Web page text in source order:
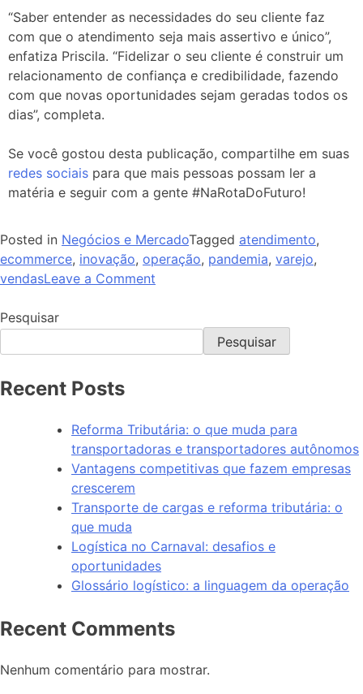
“Saber entender as necessidades do seu cliente faz
com que o atendimento seja mais assertivo e único”,
enfatiza Priscila. “Fidelizar o seu cliente é construir um
relacionamento de confiança e credibilidade, fazendo
com que novas oportunidades sejam geradas todos os
dias”, completa.
Se você gostou desta publicação, compartilhe em suas
redes sociais para que mais pessoas possam ler a
matéria e seguir com a gente #NaRotaDoFuturo!
Posted in Negócios e MercadoTagged atendimento,
ecommerce, inovação, operação, pandemia, varejo,
vendasLeave a Comment
Pesquisar
Pesquisar
Recent Posts
Reforma Tributária: o que muda para
transportadoras e transportadores autônomos
Vantagens competitivas que fazem empresas
crescerem
Transporte de cargas e reforma tributária: o
que muda
Logística no Carnaval: desafios e
oportunidades
Glossário logístico: a linguagem da operação
Recent Comments
Nenhum comentário para mostrar.